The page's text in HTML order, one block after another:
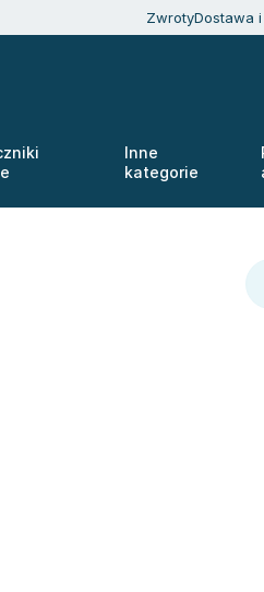
ZwrotyDostawa
Inne
kategorie